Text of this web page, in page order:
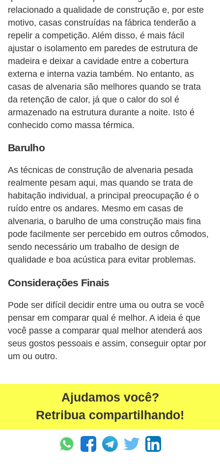
relacionado a qualidade de construção e, por este
motivo, casas construídas na fábrica tenderão a
repelir a competição. Além disso, é mais fácil
ajustar o isolamento em paredes de estrutura de
madeira e deixar a cavidade entre a cobertura
externa e interna vazia também. No entanto, as
casas de alvenaria são melhores quando se trata
da retenção de calor, já que o calor do sol é
armazenado na estrutura durante a noite. Isto é
conhecido como massa térmica.
Barulho
As técnicas de construção de alvenaria pesada ​​
realmente pesam aqui, mas quando se trata de
habitação individual, a principal preocupação é o
ruído entre os andares. Mesmo em casas de
alvenaria, o barulho de uma construção mais fina
pode facilmente ser percebido em outros cômodos,
sendo necessário um trabalho de design de
qualidade e boa acústica para evitar problemas.
Considerações Finais
Pode ser difícil decidir entre uma ou outra se você
pensar em comparar qual é melhor. A ideia é que
você passe a comparar qual melhor atenderá aos
seus gostos pessoais e assim, conseguir optar por
um ou outro.
Ajudamos você?
Retribua compartilhando!